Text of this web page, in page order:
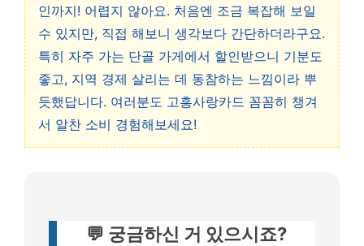
인까지! 어렵지 않아요. 처음엔 조금 복잡해 보일
수 있지만, 직접 해보니 생각보다 간단하더라구요.
특히 자주 가는 단골 가게에서 할인받으니 기분도
좋고, 지역 경제 살리는 데 동참하는 느낌이라 뿌
듯했답니다. 여러분도 고흥사랑카드 꼼꼼히 챙겨
서 알찬 소비 경험해보세요!
💬 궁금하신 거 있으시죠?